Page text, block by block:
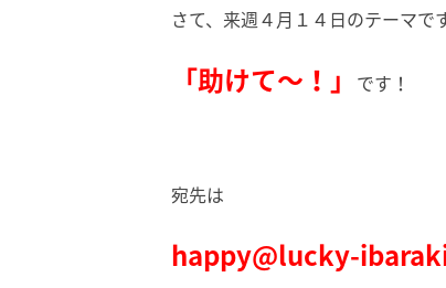
さて、来週４月１４日のテーマで
「助けて～！ 」 です！
宛先は
happy@lucky-